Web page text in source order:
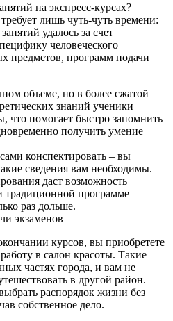
на экспресс-курсах?
лишь чуть-чуть времени:
удалось за счет
человеческого
предметов, программ подачи
объеме, но в более сжатой
знаний ученики
что помогает быстро запомнить
получить умение
конспектировать – вы
сведения вам необходимы.
даст возможность
традиционной программе
раз дольше.
экзаменов
курсов, вы приобретете
в салон красоты. Такие
частях города, и вам не
в другой район.
распорядок жизни без
собственное дело.